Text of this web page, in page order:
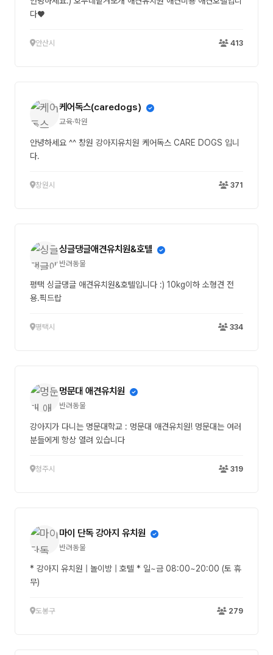
다♥
안산시 413
케어독스(caredogs)
교육·학원
안녕하세요 ^^ 창원 강아지유치원 케어독스 CARE DOGS 입니
다.
창원시 371
싱글댕글애견유치원&호텔
반려동물
평택 싱글댕글 애견유치원&호텔입니다 :) 10kg이하 소형견 전
용.픽드랍
평택시 334
멍문대 애견유치원
반려동물
강아지가 다니는 명문대학교 : 멍문대 애견유치원! 멍문대는 여러
분들에게 항상 열려 있습니다
청주시 319
마이 단독 강아지 유치원
반려동물
* 강아지 유치원 | 놀이방 | 호텔 * 일~금 08:00~20:00 (토 휴
무)
도봉구 279